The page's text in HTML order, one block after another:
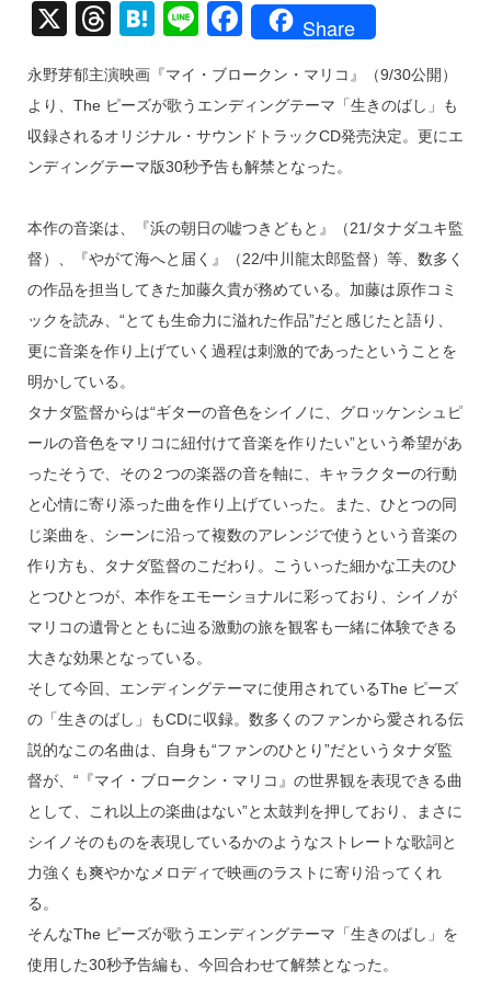
X
T
e
a
d
H
e
n
a
Li
e
F
c
e
b
o
k
Share
永野芽郁主演映画『マイ・ブロークン・マリコ』（9/30公開）
より、The ピーズが歌うエンディングテーマ「生きのばし」も
収録されるオリジナル・サウンドトラックCD発売決定。更にエ
ンディングテーマ版30秒予告も解禁となった。
本作の音楽は、『浜の朝日の嘘つきどもと』（21/タナダユキ監
督）、『やがて海へと届く』（22/中川龍太郎監督）等、数多く
の作品を担当してきた加藤久貴が務めている。加藤は原作コミ
ックを読み、“とても生命力に溢れた作品”だと感じたと語り、
更に音楽を作り上げていく過程は刺激的であったということを
明かしている。
タナダ監督からは“ギターの音色をシイノに、グロッケンシュピ
ールの音色をマリコに紐付けて音楽を作りたい”という希望があ
ったそうで、その２つの楽器の音を軸に、キャラクターの行動
と心情に寄り添った曲を作り上げていった。また、ひとつの同
じ楽曲を、シーンに沿って複数のアレンジで使うという音楽の
作り方も、タナダ監督のこだわり。こういった細かな工夫のひ
とつひとつが、本作をエモーショナルに彩っており、シイノが
マリコの遺骨とともに辿る激動の旅を観客も一緒に体験できる
大きな効果となっている。
そして今回、エンディングテーマに使用されているThe ピーズ
の「生きのばし」もCDに収録。数多くのファンから愛される伝
説的なこの名曲は、自身も“ファンのひとり”だというタナダ監
督が、“『マイ・ブロークン・マリコ』の世界観を表現できる曲
として、これ以上の楽曲はない”と太鼓判を押しており、まさに
シイノそのものを表現しているかのようなストレートな歌詞と
力強くも爽やかなメロディで映画のラストに寄り沿ってくれ
る。
そんなThe ピーズが歌うエンディングテーマ「生きのばし」を
使用した30秒予告編も、今回合わせて解禁となった。